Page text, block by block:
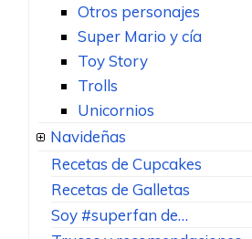
Otros personajes
Super Mario y cía
Toy Story
Trolls
Unicornios
Navideñas
Recetas de Cupcakes
Recetas de Galletas
Soy #superfan de…